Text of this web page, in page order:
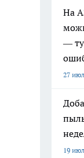
На
—
27
19